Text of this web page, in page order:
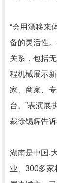
“会用漂移来
备的灵活性
关系，包括
程机械展示
家、商家、
台。”表演展
裁徐锡辉告诉
湖南是中国.
业、300多家